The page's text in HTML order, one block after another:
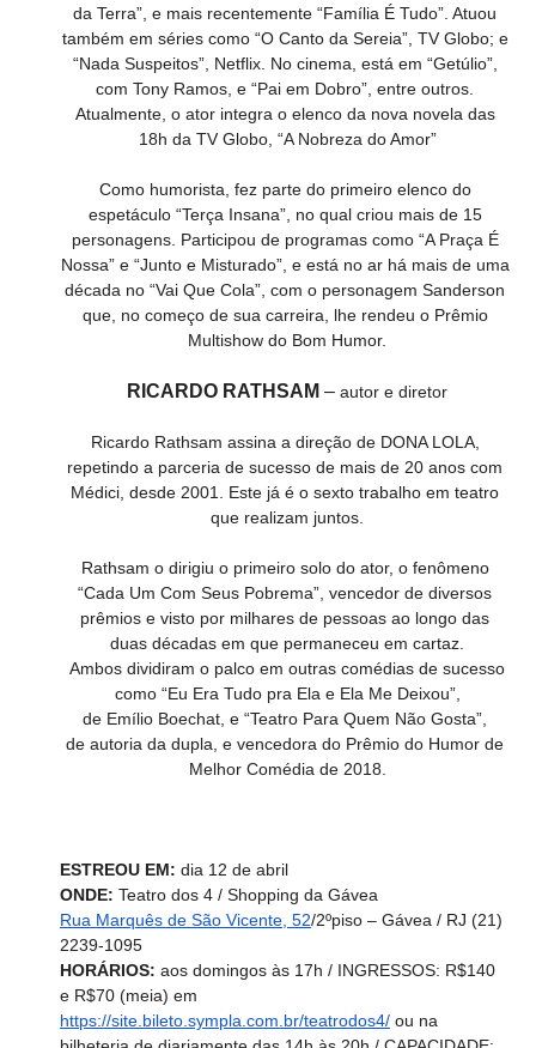
da Terra”, e mais recentemente “Família É Tudo”. Atuou
também em séries como “O Canto da Sereia”, TV Globo; e
“Nada Suspeitos”, Netflix. No cinema, está em “Getúlio”,
com Tony Ramos, e “Pai em Dobro”, entre outros.
Atualmente, o ator integra o elenco da nova novela das
18h da TV Globo, “A Nobreza do Amor”
Como humorista, fez parte do primeiro elenco do
espetáculo “Terça Insana”, no qual criou mais de 15
personagens. Participou de programas como “A Praça É
Nossa” e “Junto e Misturado”, e está no ar há mais de uma
década no “Vai Que Cola”, com o personagem Sanderson
que, no começo de sua carreira, lhe rendeu o Prêmio
Multishow do Bom Humor.
RICARDO RATHSAM – autor e diretor
Ricardo Rathsam assina a direção de DONA LOLA,
repetindo a parceria de sucesso de mais de 20 anos com
Médici, desde 2001. Este já é o sexto trabalho em teatro
que realizam juntos.
Rathsam o dirigiu o primeiro solo do ator, o fenômeno
“Cada Um Com Seus Pobrema”, vencedor de diversos
prêmios e visto por milhares de pessoas ao longo das
duas décadas em que permaneceu em cartaz.
Ambos dividiram o palco em outras comédias de sucesso
como “Eu Era Tudo pra Ela e Ela Me Deixou”,
de Emílio Boechat, e “Teatro Para Quem Não Gosta”,
de autoria da dupla, e vencedora do Prêmio do Humor de
Melhor Comédia de 2018.
ESTREOU EM: dia 12 de abril
ONDE: Teatro dos 4 / Shopping da Gávea
Rua Marquês de São Vicente, 52/2ºpiso – Gávea / RJ (21)
2239-1095
HORÁRIOS: aos domingos às 17h / INGRESSOS: R$140
e R$70 (meia) em
https://site.bileto.sympla.com.br/teatrodos4/ ou na